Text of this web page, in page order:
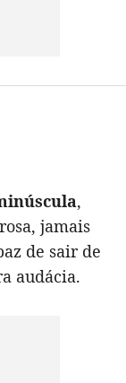
,
jamais
de sair de
audácia.